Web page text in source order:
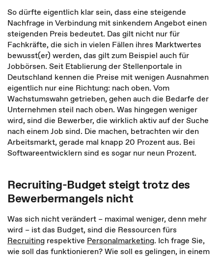
So dürfte eigentlich klar sein, dass eine steigende
Nachfrage in Verbindung mit sinkendem Angebot einen
steigenden Preis bedeutet. Das gilt nicht nur für
Fachkräfte, die sich in vielen Fällen ihres Marktwertes
bewusst(er) werden, das gilt zum Beispiel auch für
Jobbörsen. Seit Etablierung der Stellenportale in
Deutschland kennen die Preise mit wenigen Ausnahmen
eigentlich nur eine Richtung: nach oben. Vom
Wachstumswahn getrieben, gehen auch die Bedarfe der
Unternehmen steil nach oben. Was hingegen weniger
wird, sind die Bewerber, die wirklich aktiv auf der Suche
nach einem Job sind. Die machen, betrachten wir den
Arbeitsmarkt, gerade mal knapp 20 Prozent aus. Bei
Softwareentwicklern sind es sogar nur neun Prozent.
Recruiting-Budget steigt trotz des
Bewerbermangels nicht
Was sich nicht verändert – maximal weniger, denn mehr
wird – ist das Budget, sind die Ressourcen fürs
Recruiting respektive Personalmarketing. Ich frage Sie,
wie soll das funktionieren? Wie soll es gelingen, in einem